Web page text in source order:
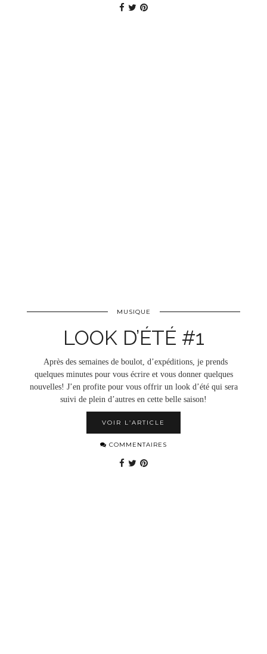
MUSIQUE
LOOK D’ÉTÉ #1
Après des semaines de boulot, d’expéditions, je prends
quelques minutes pour vous écrire et vous donner quelques
nouvelles! J’en profite pour vous offrir un look d’été qui sera
suivi de plein d’autres en cette belle saison!
VOIR L’ARTICLE
COMMENTAIRES